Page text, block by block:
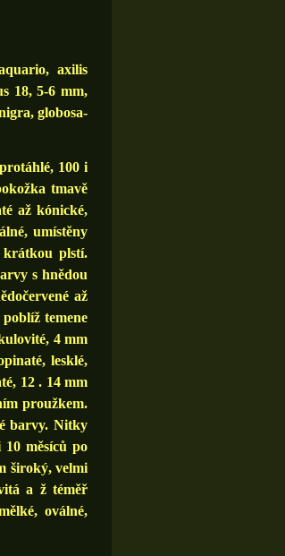
axilis
18, 5-6 mm,
globosa-
100 i
tmavě
až kónické,
umístěny
krátkou plstí.
s hnědou
až
temene
4 mm
lesklé,
12 . 14 mm
proužkem.
barvy. Nitky
měsíců po
široký, velmi
a ž téměř
oválné,